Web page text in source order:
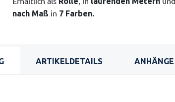
nach Maß in 7 Farben.
ARTIKELDETAILS ANHÄNGE